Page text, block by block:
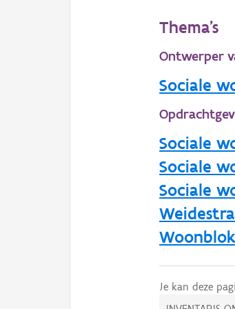
Thema's
Ontwerper
Sociale
Sociale
Sociale
Sociale
Je kan deze